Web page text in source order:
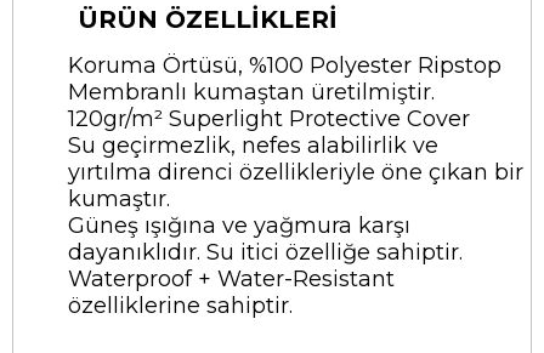
ÜRÜN ÖZELLİKLERİ
Koruma Örtüsü, %100 Polyester Ripstop
Membranlı kumaştan üretilmiştir.
120gr/m² Superlight Protective Cover
Su geçirmezlik, nefes alabilirlik ve
yırtılma direnci özellikleriyle öne çıkan bir
kumaştır.
Güneş ışığına ve yağmura karşı
dayanıklıdır. Su itici özelliğe sahiptir.
Waterproof + Water-Resistant
özelliklerine sahiptir.